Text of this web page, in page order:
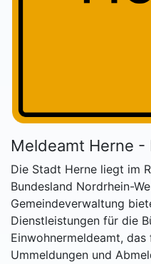
Meldeamt Herne
Die Stadt Herne liegt im
Bundesland Nordrhein-
Gemeindeverwaltung
Dienstleistungen für die
Einwohnermeldeamt, das
Ummeldungen und